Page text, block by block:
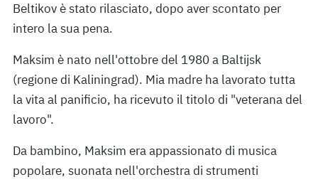
Beltikov è stato rilasciato, dopo aver scontato per
intero la sua pena.
Maksim è nato nell'ottobre del 1980 a Baltijsk
(regione di Kaliningrad). Mia madre ha lavorato tutta
la vita al panificio, ha ricevuto il titolo di "veterana del
lavoro".
Da bambino, Maksim era appassionato di musica
popolare, suonata nell'orchestra di strumenti